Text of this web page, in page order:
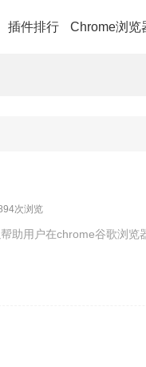
插件排行 Chrome浏览
次浏览
助用户在chrome谷歌浏览